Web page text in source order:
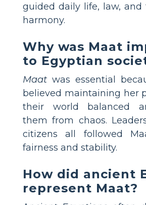
guided daily life, law, and
harmony.
Why was Maat
to Egyptian
Maat was essential
believed maintaining her
their world balanced
them from chaos.
citizens all followed
fairness and stability.
How did ancient
represent Maat?